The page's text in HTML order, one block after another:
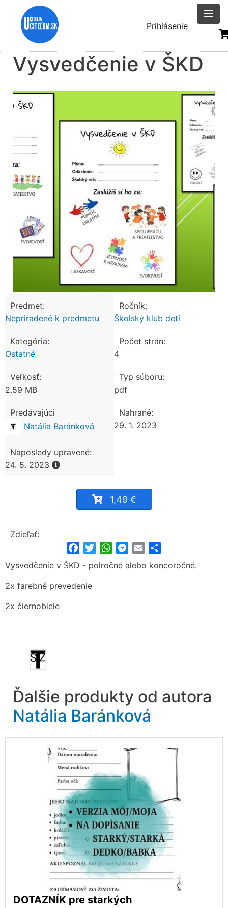
Menu
účtu
Prihlásenie
Vysvedčenie v ŠKD
Predmet:
Nepriradené k predmetu
Ročník:
Školský klub detí
Kategória:
Ostatné
Počet strán:
4
Veľkosť:
2.59 MB
Typ súboru:
pdf
Predávajúci
Natália Baránková
Nahrané:
29. 1. 2023
Naposledy upravené:
24. 5. 2023
1,49 €
Zdieľať:
FacebookTwitterWhatsApp
Messenger
Email
Vysvedčenie v ŠKD - polročné alebo koncoročné.
2x farebné prevedenie
2x čiernobiele
Ďalšie produkty od autora
Natália Baránková
DOTAZNÍK pre starkých